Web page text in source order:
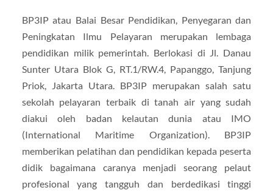
BP3IP atau Balai Besar Pendidikan, Penyegaran dan
Peningkatan Ilmu Pelayaran merupakan lembaga
pendidikan milik pemerintah. Berlokasi di Jl. Danau
Sunter Utara Blok G, RT.1/RW.4, Papanggo, Tanjung
Priok, Jakarta Utara. BP3IP merupakan salah satu
sekolah pelayaran terbaik di tanah air yang sudah
diakui oleh badan kelautan dunia atau IMO
(International Maritime Organization). BP3IP
memberikan pelatihan dan pendidikan kepada peserta
didik bagaimana caranya menjadi seorang pelaut
profesional yang tangguh dan berdedikasi tinggi